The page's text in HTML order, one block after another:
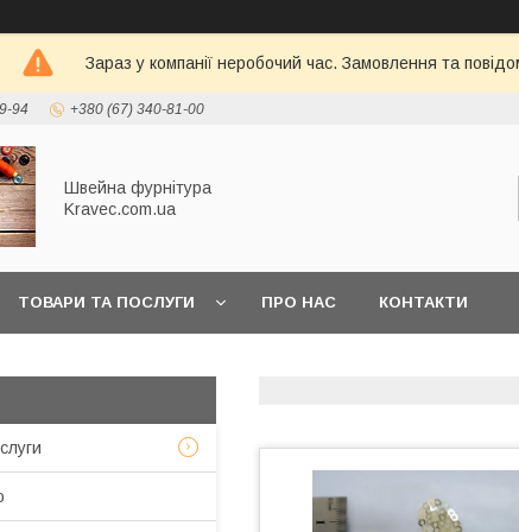
Зараз у компанії неробочий час. Замовлення та
94 +380 (67) 340-81-00
Швейна фурнітура
Kravec.com.ua
ТОВАРИ ТА ПОСЛУГИ ПРО НАС КОНТАКТИ